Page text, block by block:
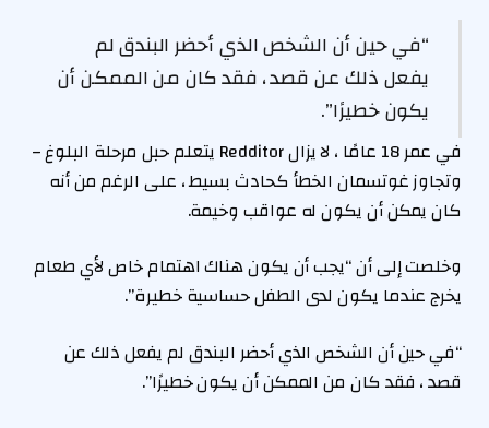
“في حين أن الشخص الذي أحضر البندق لم
يفعل ذلك عن قصد ، فقد كان من الممكن أن
يكون خطيرًا”.
في عمر 18 عامًا ، لا يزال Redditor يتعلم حبل مرحلة البلوغ –
وتجاوز غوتسمان الخطأ كحادث بسيط ، على الرغم من أنه
كان يمكن أن يكون له عواقب وخيمة.
وخلصت إلى أن “يجب أن يكون هناك اهتمام خاص لأي طعام
يخرج عندما يكون لدى الطفل حساسية خطيرة”.
“في حين أن الشخص الذي أحضر البندق لم يفعل ذلك عن
قصد ، فقد كان من الممكن أن يكون خطيرًا”.